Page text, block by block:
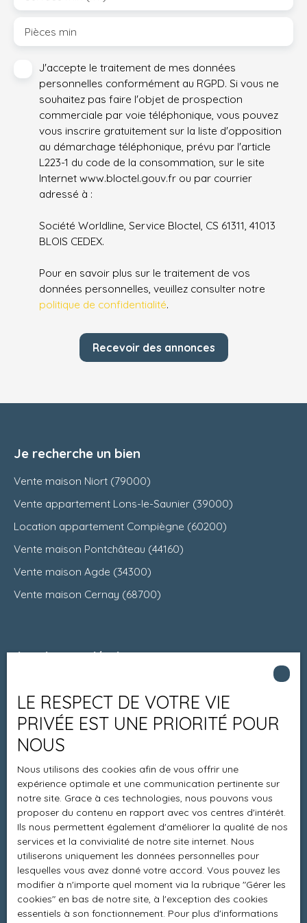
Pièces min
J'accepte le traitement de mes données
personnelles conformément au RGPD. Si vous ne
souhaitez pas faire l'objet de prospection
commerciale par voie téléphonique, vous pouvez
vous inscrire gratuitement sur la liste d'opposition
au démarchage téléphonique, prévu par l'article
L223-1 du code de la consommation, sur le site
Internet www.bloctel.gouv.fr ou par courrier
adressé à :
Société Worldline, Service Bloctel, CS 61311, 41013
BLOIS CEDEX.
Pour en savoir plus sur le traitement de vos
données personnelles, veuillez consulter notre
politique de confidentialité.
Recevoir des annonces
Je recherche un bien
Vente maison Niort (79000)
Vente appartement Lons-le-Saunier (39000)
Location appartement Compiègne (60200)
Vente maison Pontchâteau (44160)
Vente maison Agde (34300)
Vente maison Cernay (68700)
Je suis propriétaire
Espace vendeur
Vendre avec nous
Charte 21
Contact
Informations
Recrutement
Honoraires
Mentions légales
LE RESPECT DE VOTRE VIE
PRIVÉE EST UNE PRIORITÉ POUR
NOUS
Nous utilisons des cookies afin de vous offrir une
expérience optimale et une communication pertinente sur
notre site. Grace à ces technologies, nous pouvons vous
proposer du contenu en rapport avec vos centres d'intérêt.
Ils nous permettent également d'améliorer la qualité de nos
services et la convivialité de notre site internet. Nous
utiliserons uniquement les données personnelles pour
lesquelles vous avez donné votre accord. Vous pouvez les
modifier à n'importe quel moment via la rubrique ″Gérer les
cookies″ en bas de notre site, à l'exception des cookies
essentiels à son fonctionnement. Pour plus d'informations